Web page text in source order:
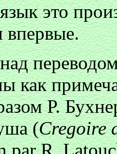
это
впервые.
как
Р.
(Cregoire